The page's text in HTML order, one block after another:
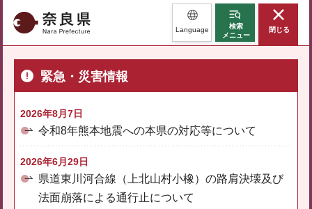
奈良県 Language
検索
メニュー
閉じる
緊急・災害情報
2026年8月7日
令和8年熊本地震への本県の対応等について
2026年6月29日
県道東川河合線（上北山村小橡）の路肩決壊及び
法面崩落による通行止について